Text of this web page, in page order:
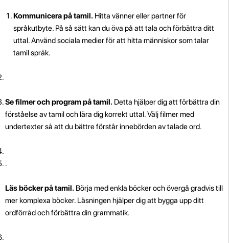
Kommunicera på tamil. Hitta vänner eller partner för
språkutbyte. På så sätt kan du öva på att tala och förbättra ditt
uttal. Använd sociala medier för att hitta människor som talar
tamil språk.
Se filmer och program på tamil. Detta hjälper dig att förbättra din
förståelse av tamil och lära dig korrekt uttal. Välj filmer med
undertexter så att du bättre förstår innebörden av talade ord.
.
Läs böcker på tamil. Börja med enkla böcker och övergå gradvis till
mer komplexa böcker. Läsningen hjälper dig att bygga upp ditt
ordförråd och förbättra din grammatik.